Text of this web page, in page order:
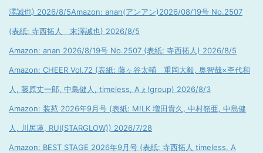
澤誠也) 2026/8/5Amazon: anan(アンアン)2026/08/19号 No.2507
(表紙: 寺西拓人 末澤誠也) 2026/8/5
Amazon: anan 2026/8/19号 No.2507 (表紙: 寺西拓人) 2026/8/5
Amazon: CHEER Vol.72 (表紙: 藤ヶ谷太輔 重岡大毅, 奥智哉×杢代和
人, 藤原丈一郎, 中島健人, timeless, Aぇ!group) 2026/8/3
Amazon: 装苑 2026年9月号 (表紙: M!LK 増田貴久, 中村嶺亜, 中島健
人, 川尻蓮, RUI(STARGLOW)) 2026/7/28
Amazon: BEST STAGE 2026年9月号 (表紙: 寺西拓人 timeless, A